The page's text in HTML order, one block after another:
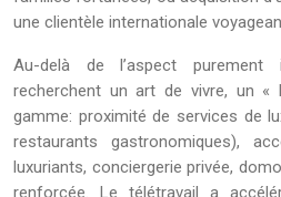
une clientèle internationale
Au-delà de l’aspect purement
recherchent un art de vivre, un «
gamme: proximité de services de
restaurants gastronomiques),
luxuriants, conciergerie privée,
renforcée. Le télétravail a